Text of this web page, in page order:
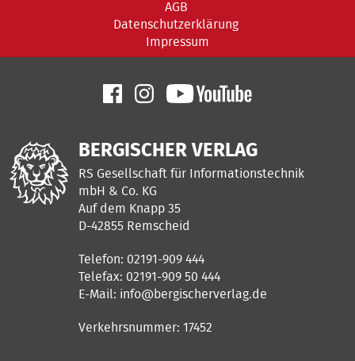
AGB
Datenschutzerklärung
Impressum
BERGISCHER VERLAG
RS Gesellschaft für Informationstechnik
mbH & Co. KG
Auf dem Knapp 35
D-42855 Remscheid
Telefon: 02191-909 444
Telefax: 02191-909 50 444
E-Mail: info@bergischerverlag.de
Verkehrsnummer: 17452